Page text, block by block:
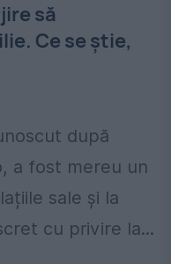
să
Ce se știe,
după
a fost mereu un
sale și la
cu privire la...